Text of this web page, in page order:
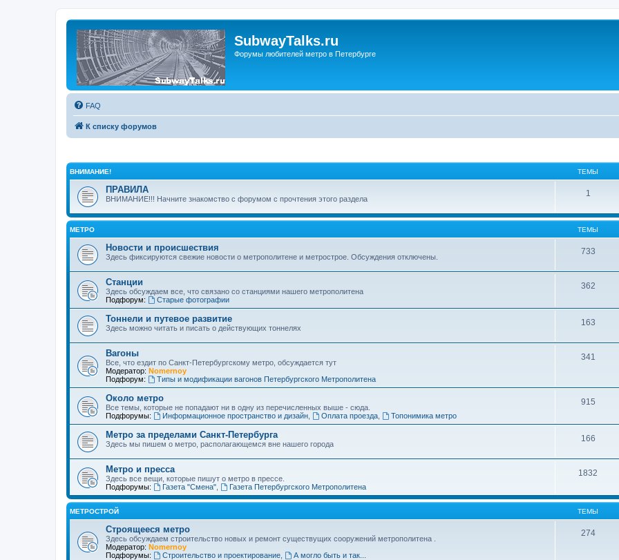
SubwayTalks.ru
Форумы любителей метро в Петербурге
FAQ
К списку форумов
ВНИМАНИЕ! ТЕМЫ
ПРАВИЛА
ВНИМАНИЕ!!! Начните знакомство с форумом с прочтения этого раздела
1
МЕТРО ТЕМЫ
Новости и происшествия
Здесь фиксируются свежие новости о метрополитене и метрострое. Обсуждения отключены.
733
Станции
Здесь обсуждаем все, что связано со станциями нашего метрополитена
Подфорум:
Старые фотографии
362
Тоннели и путевое развитие
Здесь можно читать и писать о действующих тоннелях
163
Вагоны
Все, что ездит по Санкт-Петербургскому метро, обсуждается тут
Модератор: Nomernoy
Подфорум:
Типы и модификации вагонов Петербургского Метрополитена
341
Около метро
Все темы, которые не попадают ни в одну из перечисленных выше - сюда.
Подфорумы:
Информационное пространство и дизайн, Оплата проезда, Топонимика метро
915
Метро за пределами Санкт-Петербурга
Здесь мы пишем о метро, располагающемся вне нашего города
166
Метро и пресса
Здесь все вещи, которые пишут о метро в прессе.
Подфорумы:
Газета "Смена", Газета Петербургского Метрополитена
1832
МЕТРОСТРОЙ ТЕМЫ
Строящееся метро
Здесь обсуждаем строительство новых и ремонт существущих сооружений метрополитена .
Модератор: Nomernoy
Подфорумы:
Строительство и проектирование, А могло быть и так...
274